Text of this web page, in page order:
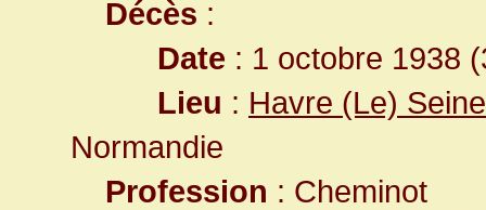
Décès :
Date : 1 octobre 1938
Lieu : Havre (Le)
Normandie
Profession : Cheminot